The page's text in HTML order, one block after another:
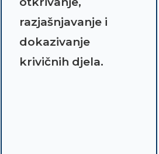
razjašnjavanje i
dokazivanje
krivičnih djela.